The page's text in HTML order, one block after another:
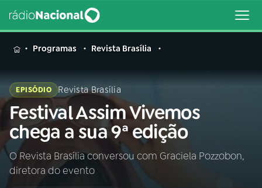
MENU
Buscar
na
Rádio
Nacional
Buscar
Programas Revista Brasília
EPISÓDIO Revista Brasília
Festival Assim Vivemos
chega a sua 9ª edição
O Revista Brasília conversou com Graciela Pozzobon,
diretora do evento